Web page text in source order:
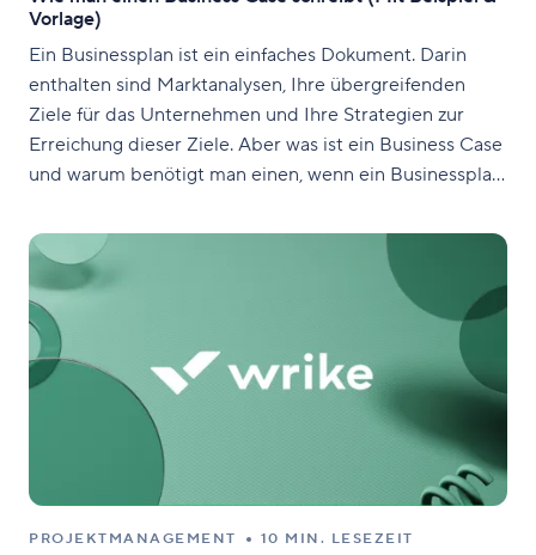
Vorlage)
Ein Businessplan ist ein einfaches Dokument. Darin
enthalten sind Marktanalysen, Ihre übergreifenden
Ziele für das Unternehmen und Ihre Strategien zur
Erreichung dieser Ziele. Aber was ist ein Business Case
und warum benötigt man einen, wenn ein Businessplan
untersucht man genauer ein spezifisches Problem und
PROJEKTMANAGEMENT 10 MIN. LESEZEIT